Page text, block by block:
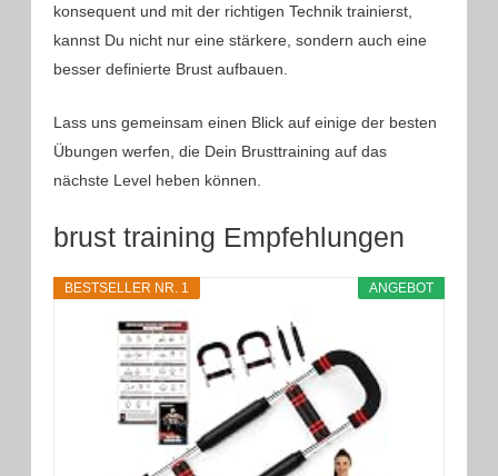
konsequent und mit der richtigen Technik trainierst,
kannst Du nicht nur eine stärkere, sondern auch eine
besser definierte Brust aufbauen.
Lass uns gemeinsam einen Blick auf einige der besten
Übungen werfen, die Dein Brusttraining auf das
nächste Level heben können.
brust training Empfehlungen
ANGEBOT
BESTSELLER NR. 1